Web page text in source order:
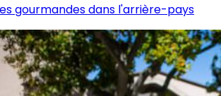
gourmandes dans l'arrière-pays